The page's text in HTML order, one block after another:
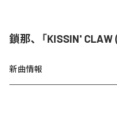
鎖那、「KISSIN'
新曲情報